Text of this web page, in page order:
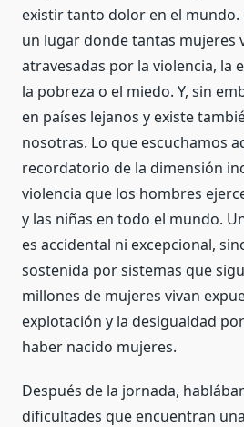
existir tanto dolor en el
un lugar donde tantas mujeres
atravesadas por la violencia, la
la pobreza o el miedo. Y, sin
en países lejanos y existe
nosotras. Lo que escuchamos
recordatorio de la dimensión
violencia que los hombres
y las niñas en todo el mundo.
es accidental ni excepcional,
sostenida por sistemas que
millones de mujeres vivan
explotación y la desigualdad
haber nacido mujeres.
Después de la jornada,
dificultades que encuentran